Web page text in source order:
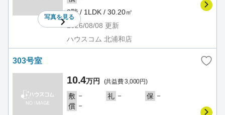
写真を見る
3階 / 1LDK / 30.20㎡
2026/08/08 更新
ハウスコム 北浦和店
303号室
10.4万円 (共益費 3,000円)
敷 － 礼 － 保 －
償 －